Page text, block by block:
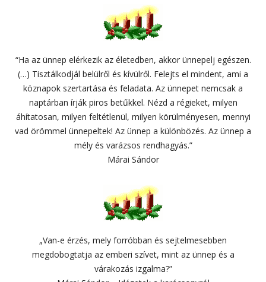
“Ha az ünnep elérkezik az életedben, akkor ünnepelj egészen.
(…) Tisztálkodjál belülről és kívülről. Felejts el mindent, ami a
köznapok szertartása és feladata. Az ünnepet nemcsak a
naptárban írják piros betűkkel. Nézd a régieket, milyen
áhítatosan, milyen feltétlenül, milyen körülményesen, mennyi
vad örömmel ünnepeltek! Az ünnep a különbözés. Az ünnep a
mély és varázsos rendhagyás.”
Márai Sándor
„Van-e érzés, mely forróbban és sejtelmesebben
megdobogtatja az emberi szívet, mint az ünnep és a
várakozás izgalma?”